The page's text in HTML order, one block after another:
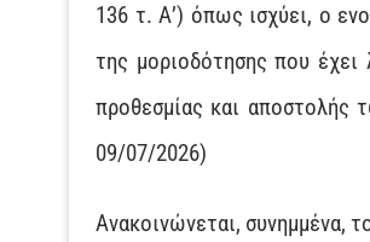
136 τ. Α’) όπως ισχύει, ο
της μοριοδότησης που
προθεσμίας και
09/07/2026)
Ανακοινώνεται, συνημμένα,